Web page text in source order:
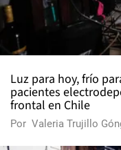
Luz para hoy, frío
pacientes
frontal en Chile
Por Valeria Trujillo